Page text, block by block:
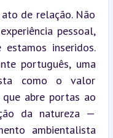
de relação. Não
pessoal,
inseridos.
português, uma
como o valor
abre portas ao
da natureza —
ambientalista